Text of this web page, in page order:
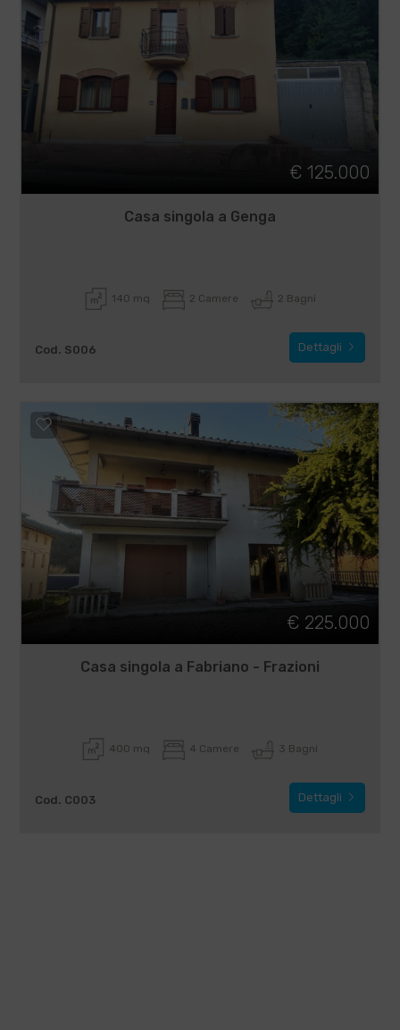
€ 125.000
Casa singola a Genga
140 mq 2 Camere 2 Bagni
Cod. S006 Dettagli
€ 225.000
Casa singola a Fabriano - Frazioni
400 mq 4 Camere 3 Bagni
Cod. C003 Dettagli